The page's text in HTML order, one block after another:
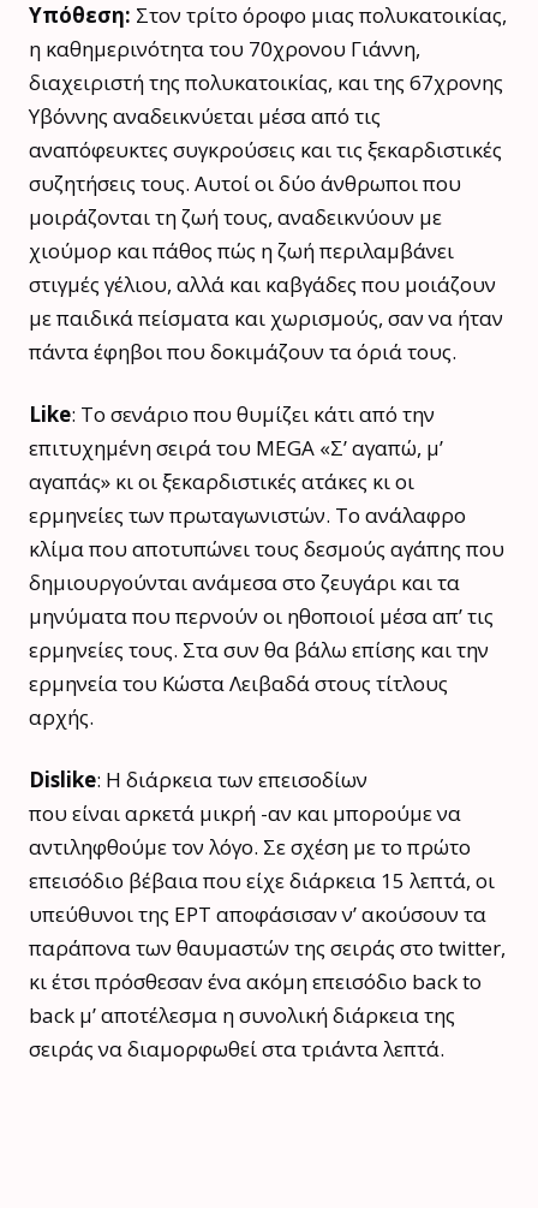
Υπόθεση: Στον τρίτο όροφο μιας πολυκατοικίας,
η καθημερινότητα του 70χρονου Γιάννη,
διαχειριστή της πολυκατοικίας, και της 67χρονης
Υβόννης αναδεικνύεται μέσα από τις
αναπόφευκτες συγκρούσεις και τις ξεκαρδιστικές
συζητήσεις τους. Αυτοί οι δύο άνθρωποι που
μοιράζονται τη ζωή τους, αναδεικνύουν με
χιούμορ και πάθος πώς η ζωή περιλαμβάνει
στιγμές γέλιου, αλλά και καβγάδες που μοιάζουν
με παιδικά πείσματα και χωρισμούς, σαν να ήταν
πάντα έφηβοι που δοκιμάζουν τα όριά τους.
Like: Το σενάριο που θυμίζει κάτι από την
επιτυχημένη σειρά του MEGA «Σ’ αγαπώ, μ’
αγαπάς» κι οι ξεκαρδιστικές ατάκες κι οι
ερμηνείες των πρωταγωνιστών. Το ανάλαφρο
κλίμα που αποτυπώνει τους δεσμούς αγάπης που
δημιουργούνται ανάμεσα στο ζευγάρι και τα
μηνύματα που περνούν οι ηθοποιοί μέσα απ’ τις
ερμηνείες τους. Στα συν θα βάλω επίσης και την
ερμηνεία του Κώστα Λειβαδά στους τίτλους
αρχής.
Dislike: Η διάρκεια των επεισοδίων
που είναι αρκετά μικρή -αν και μπορούμε να
αντιληφθούμε τον λόγο. Σε σχέση με το πρώτο
επεισόδιο βέβαια που είχε διάρκεια 15 λεπτά, οι
υπεύθυνοι της ΕΡΤ αποφάσισαν ν’ ακούσουν τα
παράπονα των θαυμαστών της σειράς στο twitter,
κι έτσι πρόσθεσαν ένα ακόμη επεισόδιο back to
back μ’ αποτέλεσμα η συνολική διάρκεια της
σειράς να διαμορφωθεί στα τριάντα λεπτά.